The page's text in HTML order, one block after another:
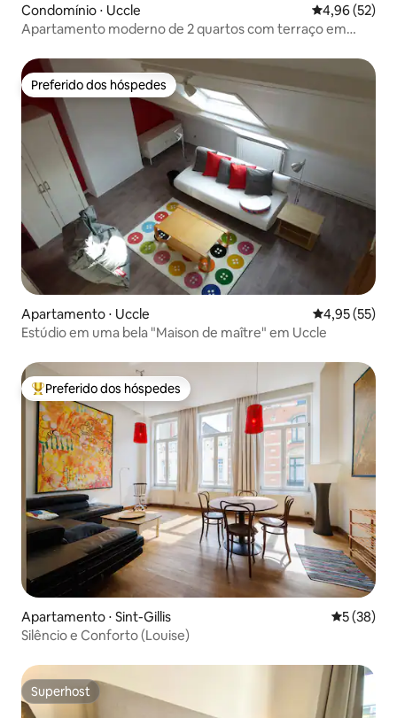
Condomínio ⋅ Uccle 4,96 de uma
4,96 (52)
Apartamento moderno de 2 quartos com terraço em
Preferido dos hóspedes
Preferido dos hóspedes
Apartamento ⋅ Uccle 4,95 de uma
4,95 (55)
Estúdio em uma bela "Maison de maître" em Uccle
Entre os melhores preferidos dos hóspedes
Preferido dos hóspedes
Apartamento ⋅ Sint-Gillis 5 de uma
5 (38)
Silêncio e Conforto (Louise)
Superhost
Superhost